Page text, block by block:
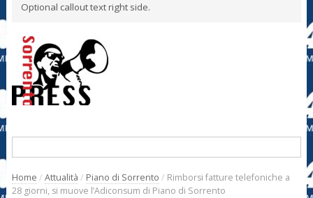
Optional callout text right side.
Home / Attualità / Piano di Sorrento / Rimborsi fatture telefoniche a
28 giorni, si muove l’Adiconsum di Piano di Sorrento